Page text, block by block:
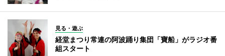
見る・遊ぶ
経堂まつり常連の阿波踊り集団「寶船」がラジオ番
組スタート